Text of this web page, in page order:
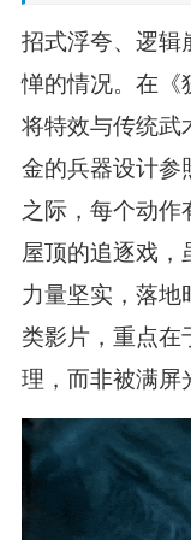
招式浮夸、逻辑
惮的情况。在《
将特效与传统武
金的兵器设计参
之际，每个动
屋顶的追逐戏
力量坚实，落
类影片，重点在
理，而非被满屏